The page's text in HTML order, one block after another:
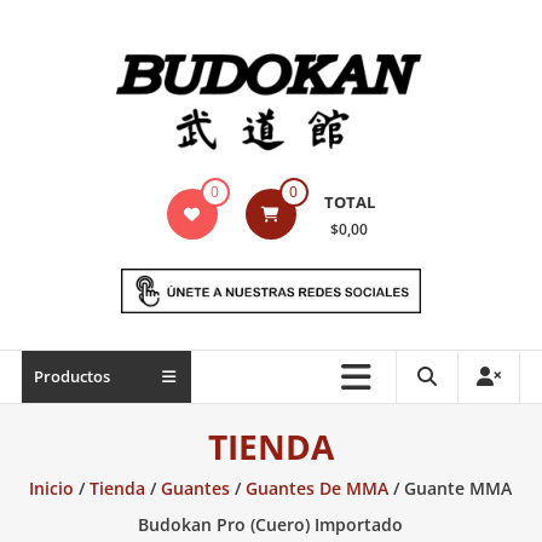
Indumentaria
marciales
Todo
necesario
de
0 0 TOTAL
$0,00
Productos
TIENDA
Inicio /Tienda /Guantes /Guantes De MMA / Guante MMA
Budokan Pro (Cuero) Importado